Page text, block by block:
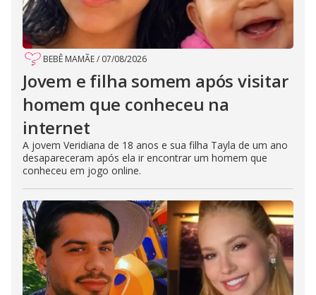
BEBÊ MAMÃE/ 07/08/2026
Jovem e filha somem após visitar
homem que conheceu na
internet
A jovem Veridiana de 18 anos e sua filha Tayla de um ano
desapareceram após ela ir encontrar um homem que
conheceu em jogo online.